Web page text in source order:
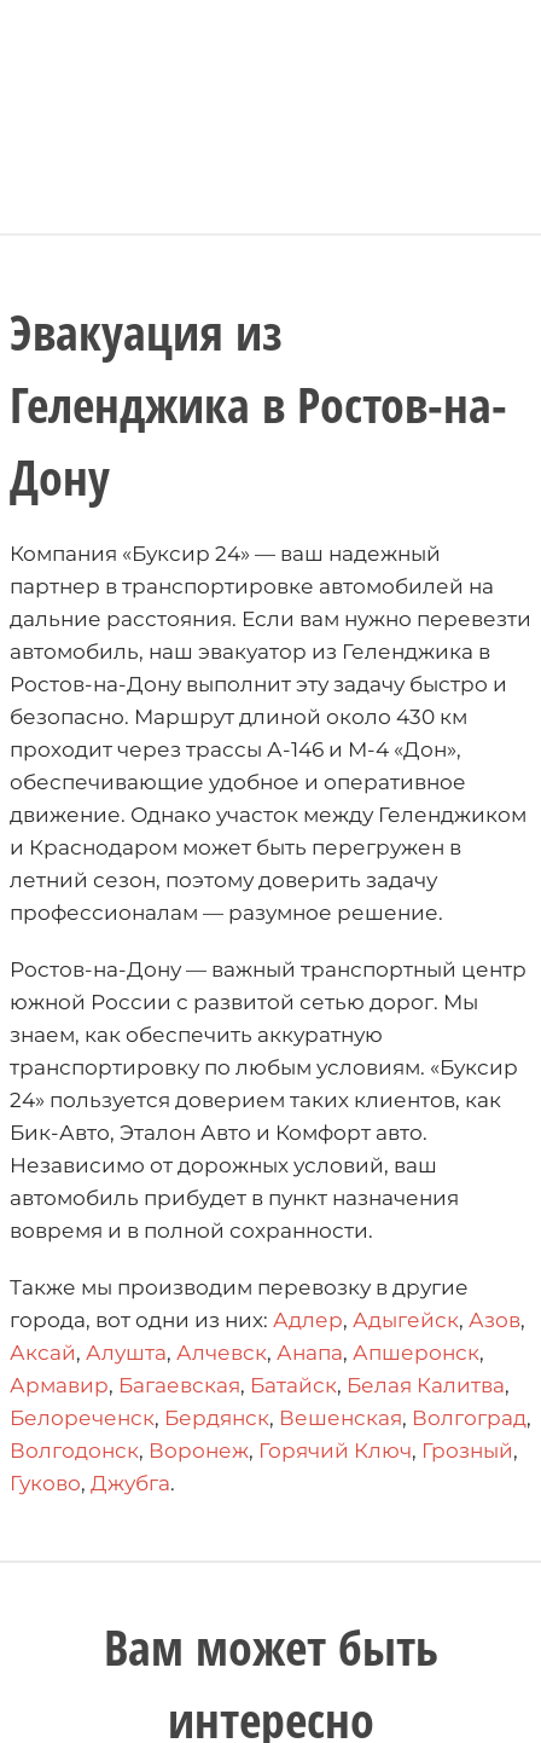
Эвакуация из
Геленджика в Ростов-на-
Дону
Компания «Буксир 24» — ваш надежный
партнер в транспортировке автомобилей на
дальние расстояния. Если вам нужно перевезти
автомобиль, наш эвакуатор из Геленджика в
Ростов-на-Дону выполнит эту задачу быстро и
безопасно. Маршрут длиной около 430 км
проходит через трассы А-146 и М-4 «Дон»,
обеспечивающие удобное и оперативное
движение. Однако участок между Геленджиком
и Краснодаром может быть перегружен в
летний сезон, поэтому доверить задачу
профессионалам — разумное решение.
Ростов-на-Дону — важный транспортный центр
южной России с развитой сетью дорог. Мы
знаем, как обеспечить аккуратную
транспортировку по любым условиям. «Буксир
24» пользуется доверием таких клиентов, как
Бик-Авто, Эталон Авто и Комфорт авто.
Независимо от дорожных условий, ваш
автомобиль прибудет в пункт назначения
вовремя и в полной сохранности.
Также мы производим перевозку в другие
города, вот одни из них: Адлер, Адыгейск, Азов,
Аксай, Алушта, Алчевск, Анапа, Апшеронск,
Армавир, Багаевская, Батайск, Белая Калитва,
Белореченск, Бердянск, Вешенская, Волгоград,
Волгодонск, Воронеж, Горячий Ключ, Грозный,
Гуково, Джубга.
Вам может быть
интересно